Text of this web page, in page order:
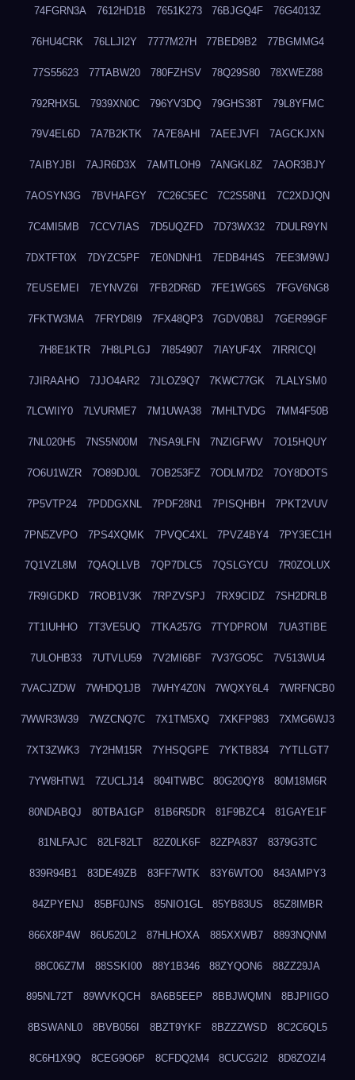
74FGRN3A 7612HD1B 7651K273 76BJGQ4F 76G4013Z
76HU4CRK 76LLJI2Y 7777M27H 77BED9B2 77BGMMG4
77S55623 77TABW20 780FZHSV 78Q29S80 78XWEZ88
792RHX5L 7939XN0C 796YV3DQ 79GHS38T 79L8YFMC
79V4EL6D 7A7B2KTK 7A7E8AHI 7AEEJVFI 7AGCKJXN
7AIBYJBI 7AJR6D3X 7AMTLOH9 7ANGKL8Z 7AOR3BJY
7AOSYN3G 7BVHAFGY 7C26C5EC 7C2S58N1 7C2XDJQN
7C4MI5MB 7CCV7IAS 7D5UQZFD 7D73WX32 7DULR9YN
7DXTFT0X 7DYZC5PF 7E0NDNH1 7EDB4H4S 7EE3M9WJ
7EUSEMEI 7EYNVZ6I 7FB2DR6D 7FE1WG6S 7FGV6NG8
7FKTW3MA 7FRYD8I9 7FX48QP3 7GDV0B8J 7GER99GF
7H8E1KTR 7H8LPLGJ 7I854907 7IAYUF4X 7IRRICQI
7JIRAAHO 7JJO4AR2 7JLOZ9Q7 7KWC77GK 7LALYSM0
7LCWIIY0 7LVURME7 7M1UWA38 7MHLTVDG 7MM4F50B
7NL020H5 7NS5N00M 7NSA9LFN 7NZIGFWV 7O15HQUY
7O6U1WZR 7O89DJ0L 7OB253FZ 7ODLM7D2 7OY8DOTS
7P5VTP24 7PDDGXNL 7PDF28N1 7PISQHBH 7PKT2VUV
7PN5ZVPO 7PS4XQMK 7PVQC4XL 7PVZ4BY4 7PY3EC1H
7Q1VZL8M 7QAQLLVB 7QP7DLC5 7QSLGYCU 7R0ZOLUX
7R9IGDKD 7ROB1V3K 7RPZVSPJ 7RX9CIDZ 7SH2DRLB
7T1IUHHO 7T3VE5UQ 7TKA257G 7TYDPROM 7UA3TIBE
7ULOHB33 7UTVLU59 7V2MI6BF 7V37GO5C 7V513WU4
7VACJZDW 7WHDQ1JB 7WHY4Z0N 7WQXY6L4 7WRFNCB0
7WWR3W39 7WZCNQ7C 7X1TM5XQ 7XKFP983 7XMG6WJ3
7XT3ZWK3 7Y2HM15R 7YHSQGPE 7YKTB834 7YTLLGT7
7YW8HTW1 7ZUCLJ14 804ITWBC 80G20QY8 80M18M6R
80NDABQJ 80TBA1GP 81B6R5DR 81F9BZC4 81GAYE1F
81NLFAJC 82LF82LT 82Z0LK6F 82ZPA837 8379G3TC
839R94B1 83DE49ZB 83FF7WTK 83Y6WTO0 843AMPY3
84ZPYENJ 85BF0JNS 85NIO1GL 85YB83US 85Z8IMBR
866X8P4W 86U520L2 87HLHOXA 885XXWB7 8893NQNM
88C06Z7M 88SSKI00 88Y1B346 88ZYQON6 88ZZ29JA
895NL72T 89WVKQCH 8A6B5EEP 8BBJWQMN 8BJPIIGO
8BSWANL0 8BVB056I 8BZT9YKF 8BZZZWSD 8C2C6QL5
8C6H1X9Q 8CEG9O6P 8CFDQ2M4 8CUCG2I2 8D8ZOZI4